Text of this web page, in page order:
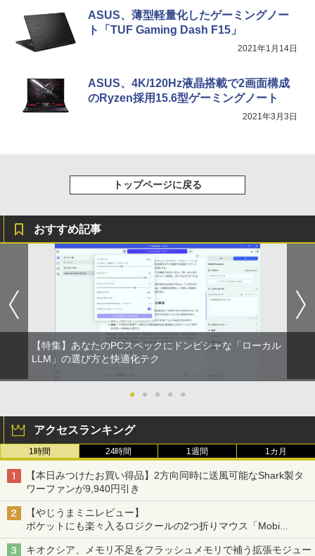
144hz pcモニター Adaptive-Sync ブラ
ック MAXZEN MJM24IC01 MJM24IC02-
F144 マクスゼン
【新商品特価11699円！8/11 1:59迄】モ
-C ミニHDMI 在宅 テレワーク simplus
シンプラス SP-MBM156 【送料無料】
￥11,699
￥980
リング ANC 36時間再生
￥1,625
ASUS、薄型軽量化したゲーミングノー
ト「TUF Gaming Dash F15」
2021年1月14日
ASUS、4K/120Hz液晶搭載で2画面構成
のRyzen採用15.6型ゲーミングノート
2021年3月3日
トップページに戻る
おすすめ記事
【特集】あなたのPCスペックにドンピシャな「ローカル
LLM」の選び方と快適化テク
● ● ● ● ●
アクセスランキング
1時間 24時間 1週間 1カ月
【本日みつけたお買い得品】2方向同時に送風可能なShark製タ
ワーファンが9,940円引き
【やじうまミニレビュー】
ポケットにも楽々入るロジクールの2つ折りマウス「Mobi
Fold」。その気になるギミックとは？
キオクシア、メモリ不足をフラッシュメモリで補う拡張モジュー